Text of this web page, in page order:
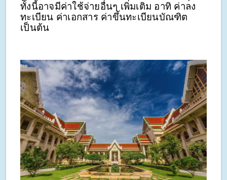
ทั้งนี้อาจมีค่าใช้จ่ายอื่นๆ เพิ่มเติม อาทิ ค่าลง
ทะเบียน ค่าเอกสาร ค่าขึ้นทะเบียนบัณฑิต
เป็นต้น